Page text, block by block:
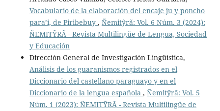
Vocabulario de la elaboración del encaje ju y poncho
para’i, de Piribebuy , Ñemitỹrã: Vol. 6 Núm. 3 (2024):
ÑEMITỸRÃ - Revista Multilingüe de Lengua, Sociedad
y Educación
Dirección General de Investigación Lingüística,
Análisis de los guaranismos registrados en el
Diccionario del castellano paraguayo y en el
Diccionario de la lengua española , Ñemitỹrã: Vol. 5
Núm. 1 (2023): ÑEMITỸRÃ - Revista Multilingüe de